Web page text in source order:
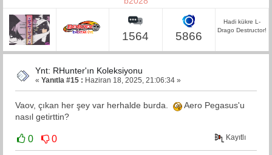
1564 5866
Hadi kükre L-
Drago Destructor!
Ynt: RHunter'ın Koleksiyonu
« Yanıtla #15 : Haziran 18, 2025, 21:06:34 »
Vaov, çıkan her şey var herhalde burda.
Aero Pegasus'u
nasıl getirttin?
0 0 Kayıtlı